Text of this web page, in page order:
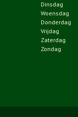
Dinsdag
Woensdag
Donderdag
Vrijdag
Zaterdag
Zondag